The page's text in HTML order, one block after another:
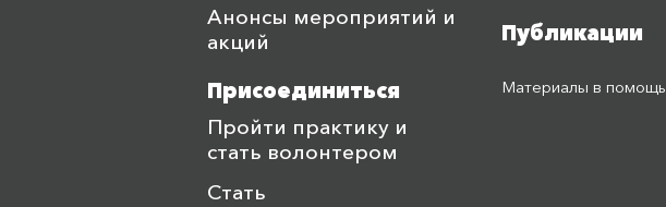
Анонсы мероприятий и
акций
Публикации
Присоединиться
Пройти практику и
стать волонтером
Стать
Материалы в помощь